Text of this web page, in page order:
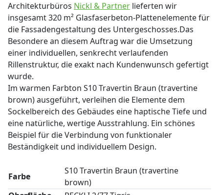
Architekturbüros Nickl & Partner lieferten wir
insgesamt 320 m² Glasfaserbeton-Plattenelemente für
die Fassadengestaltung des Untergeschosses.Das
Besondere an diesem Auftrag war die Umsetzung
einer individuellen, senkrecht verlaufenden
Rillenstruktur, die exakt nach Kundenwunsch gefertigt
wurde.
Im warmen Farbton S10 Travertin Braun (travertine
brown) ausgeführt, verleihen die Elemente dem
Sockelbereich des Gebäudes eine haptische Tiefe und
eine natürliche, wertige Ausstrahlung. Ein schönes
Beispiel für die Verbindung von funktionaler
Beständigkeit und individuellem Design.
Farbe
S10 Travertin Braun (travertine
brown)